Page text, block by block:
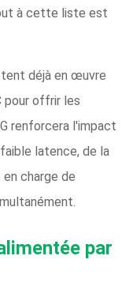
à cette liste est
déjà en œuvre
pour offrir les
renforcera l'impact
latence, de la
charge de
par